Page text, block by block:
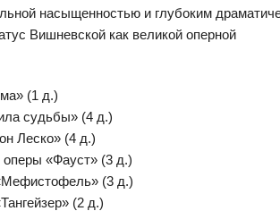
насыщенностью и глубоким
Вишневской как великой оперной
(1 д.)
судьбы» (4 д.)
Леско» (4 д.)
«Фауст» (3 д.)
(3 д.)
(2 д.)